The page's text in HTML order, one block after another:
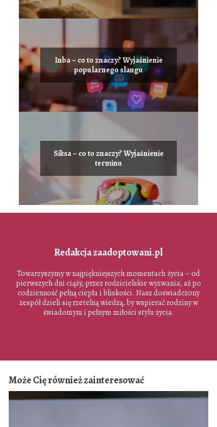
Inba – co to znaczy? Wyjaśnienie
popularnego slangu
Siksa – co to znaczy? Wyjaśnienie
terminu
Redakcja zaadoptowani.pl
Towarzyszymy w najpiękniejszych momentach życia – od
pierwszych dni ciąży, przez rodzicielskie wyzwania, aż po
codzienność pełną ciepła i bliskości. Nasz doświadczony
zespół dzieli się rzetelną wiedzą, by wspierać rodziny w
świadomym i pełnym miłości stylu życia.
Może Cię również zainteresować